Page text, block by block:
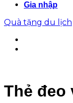
Gia nhập
Quà tặng du lịch
Thẻ đeo